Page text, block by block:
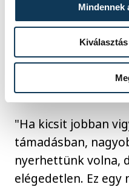
Mindennek
segítettek neki
nagyon jó
páros kapcsolatok,
több van bennük
"Ha kicsit jobban
támadásban,
nyerhettünk volna,
elégedetlen. Ez egy